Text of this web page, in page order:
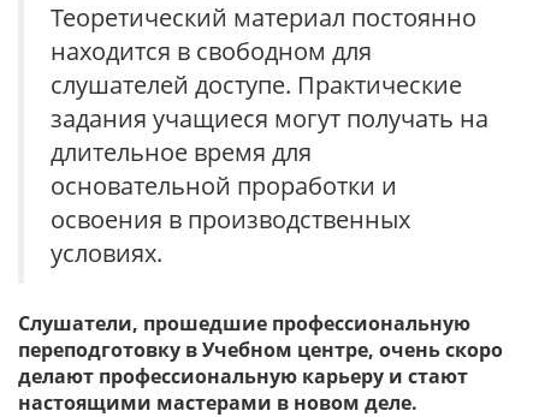
Теоретический материал постоянно
находится в свободном для
слушателей доступе. Практические
задания учащиеся могут получать на
длительное время для
основательной проработки и
освоения в производственных
условиях.
Слушатели, прошедшие профессиональную
переподготовку в Учебном центре, очень скоро
делают профессиональную карьеру и стают
настоящими мастерами в новом деле.